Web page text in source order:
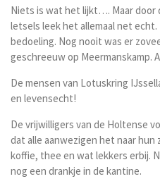
Niets is wat het lijkt…. Maar
letsels leek het allemaal net echt.
bedoeling. Nog nooit was er
geschreeuw op
De mensen van Lotuskring
en levensecht!
De vrijwilligers van de Holtense
dat alle aanwezigen het naar
koffie, thee en wat lekkers erbij.
nog een drankje in de kantine.